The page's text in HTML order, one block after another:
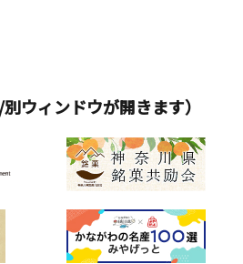
ウィンドウが開きます）